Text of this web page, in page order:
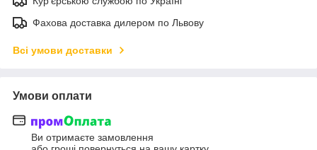
Фахова доставка дилером по Львову
Всі умови доставки
Умови оплати
Ви отримаєте замовлення